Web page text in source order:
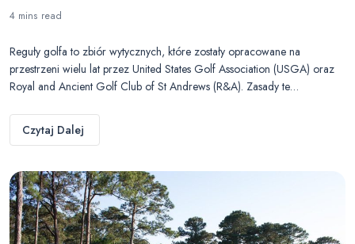
4 mins read
Reguły golfa to zbiór wytycznych, które zostały opracowane na
przestrzeni wielu lat przez United States Golf Association (USGA) oraz
Royal and Ancient Golf Club of St Andrews (R&A). Zasady te…
Czytaj Dalej